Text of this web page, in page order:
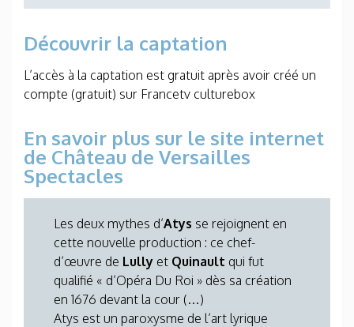
Découvrir la captation
L’accès à la captation est gratuit après avoir créé un
compte (gratuit) sur Francetv culturebox
En savoir plus sur le site internet
de Château de Versailles
Spectacles
Les deux mythes d’Atys se rejoignent en
cette nouvelle production : ce chef-
d’œuvre de Lully et Quinault qui fut
qualifié « d’Opéra Du Roi » dès sa création
en 1676 devant la cour (…)
Atys est un paroxysme de l’art lyrique